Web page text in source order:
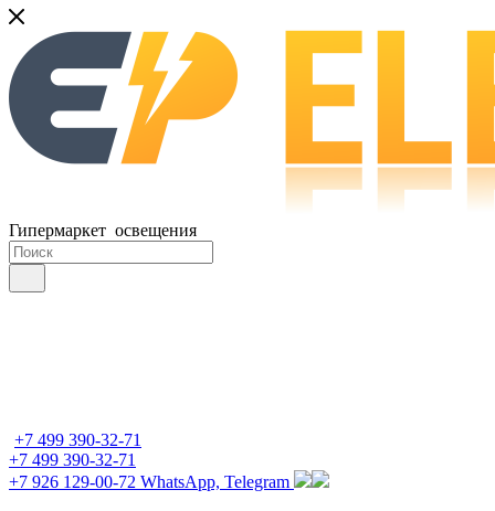
Гипермаркет освещения
+7 499 390-32-71
+7 499 390-32-71
+7 926 129-00-72 WhatsApp, Telegram